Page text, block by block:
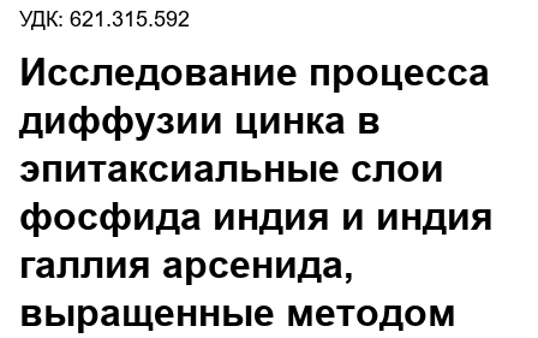
УДК: 621.315.592
Исследование процесса
диффузии цинка в
эпитаксиальные слои
фосфида индия и индия
галлия арсенида,
выращенные методом